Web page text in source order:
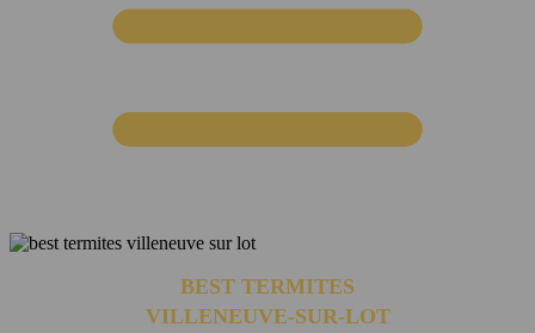
BEST TERMITES
VILLENEUVE-SUR-LOT